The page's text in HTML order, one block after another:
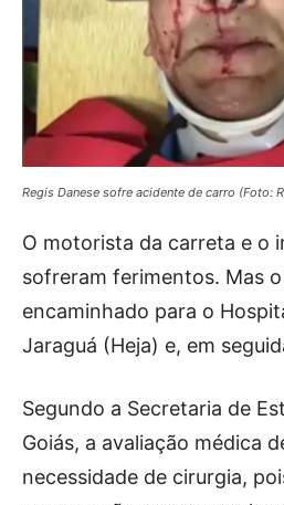
Regis Danese sofre acidente de carro (Foto:
O motorista da carreta e o
sofreram ferimentos. Mas
encaminhado para o
Jaraguá (Heja) e, em
Segundo a Secretaria de
Goiás, a avaliação médica
necessidade de cirurgia,